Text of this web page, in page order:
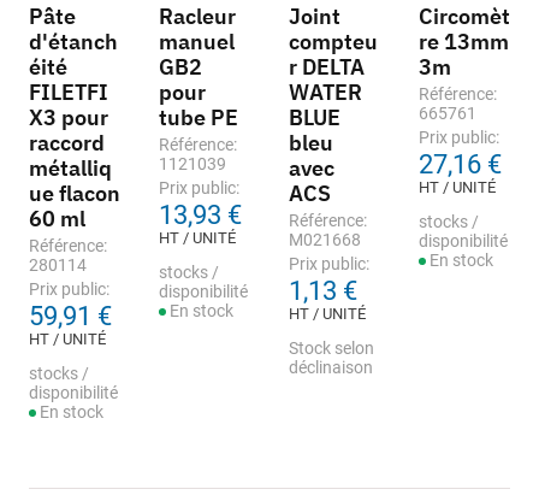
Pâte
d'étanch
éité
FILETFI
X3 pour
raccord
métalliq
ue flacon
60 ml
Référence:
280114
Prix public:
59,91 €
HT / UNITÉ
stocks /
disponibilité
En stock
Racleur
manuel
GB2
pour
tube PE
Référence:
1121039
Prix public:
13,93 €
HT / UNITÉ
stocks /
disponibilité
En stock
Joint
compteu
r DELTA
WATER
BLUE
bleu
avec
ACS
Référence:
M021668
Prix public:
1,13 €
HT / UNITÉ
Stock selon
déclinaison
Circomèt
re 13mm
3m
Référence:
665761
Prix public:
27,16 €
HT / UNITÉ
stocks /
disponibilité
En stock